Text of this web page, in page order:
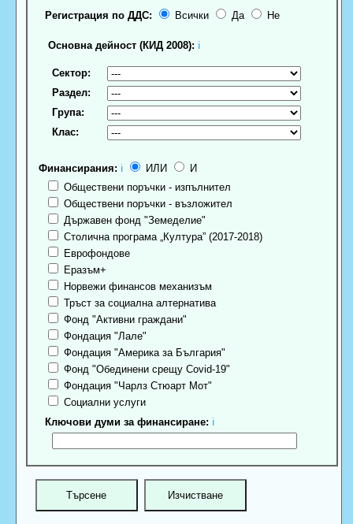
Регистрация по ДДС:
Всички Да Не
Основна дейност (КИД 2008): ℹ
Сектор:
Раздел:
Група:
Клас:
Финансирания: ℹ ИЛИ
И
Обществени поръчки - изпълнител
Обществени поръчки - възложител
Държавен фонд "Земеделие"
Столична програма „Култура” (2017-2018)
Еврофондове
Еразъм+
Норвежи финансов механизъм
Тръст за социална алтернатива
Фонд "Активни граждани"
Фондация "Лале"
Фондация "Америка за България"
Фонд "Обединени срещу Covid-19"
Фондация "Чарлз Стюарт Мот"
Социални услуги
Ключови думи за финансиране: ℹ